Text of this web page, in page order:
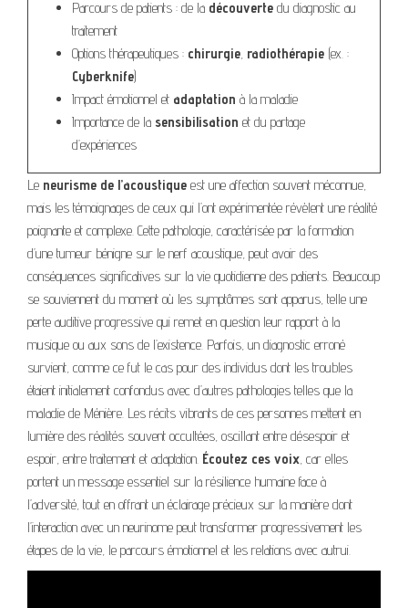
Parcours de patients : de la découverte du diagnostic au
traitement
Options thérapeutiques : chirurgie, radiothérapie (ex. :
Cyberknife)
Impact émotionnel et adaptation à la maladie
Importance de la sensibilisation et du partage
d’expériences
Le neurisme de l’acoustique est une affection souvent méconnue,
mais les témoignages de ceux qui l’ont expérimentée révèlent une réalité
poignante et complexe. Cette pathologie, caractérisée par la formation
d’une tumeur bénigne sur le nerf acoustique, peut avoir des
conséquences significatives sur la vie quotidienne des patients. Beaucoup
se souviennent du moment où les symptômes sont apparus, telle une
perte auditive progressive qui remet en question leur rapport à la
musique ou aux sons de l’existence. Parfois, un diagnostic erroné
survient, comme ce fut le cas pour des individus dont les troubles
étaient initialement confondus avec d’autres pathologies telles que la
maladie de Ménière. Les récits vibrants de ces personnes mettent en
lumière des réalités souvent occultées, oscillant entre désespoir et
espoir, entre traitement et adaptation. Écoutez ces voix, car elles
portent un message essentiel sur la résilience humaine face à
l’adversité, tout en offrant un éclairage précieux sur la manière dont
l’interaction avec un neurinome peut transformer progressivement les
étapes de la vie, le parcours émotionnel et les relations avec autrui.